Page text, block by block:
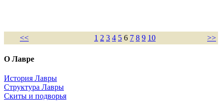
<< 1 2 3 4 5 6 7 8 9 10 >>
О Лавре
История Лавры
Структура Лавры
Скиты и подворья